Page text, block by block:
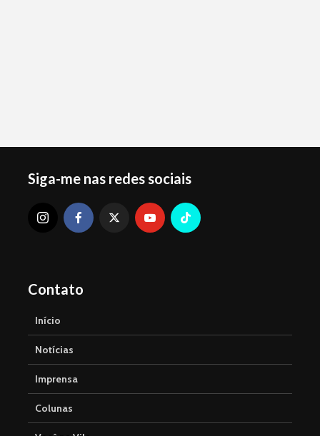
Siga-me nas redes sociais
Contato
Início
Notícias
Imprensa
Colunas